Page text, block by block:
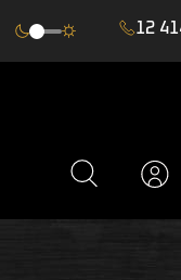
12